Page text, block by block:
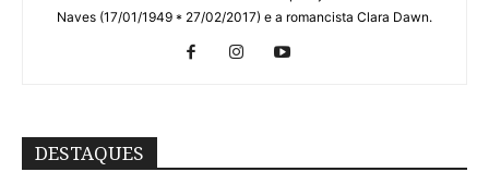
Naves (17/01/1949 * 27/02/2017) e a romancista Clara Dawn.
DESTAQUES